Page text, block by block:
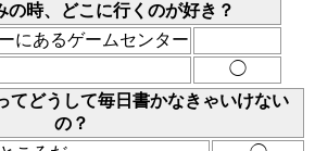
の時、どこに行くのが好き？
にあるゲームセンター
◯
てどうして毎日書かなきゃいけない
の？